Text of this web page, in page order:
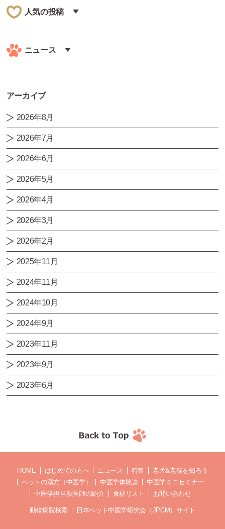
人気の投稿
ニュース
アーカイブ
2026年8月
2026年7月
2026年6月
2026年5月
2026年4月
2026年3月
2026年2月
2025年11月
2024年11月
2024年10月
2024年9月
2023年11月
2023年9月
2023年6月
HOME はじめての方へ ニュース 特集
老犬&老猫を知ろう
ペットの漢方（中医学）
中医学体験談
中医学ミニセミナー
中医学担当獣医師の紹介
食材リスト お問い合わせ
動物病院検索 日本ペット中医学研究会（JPCM）サイト